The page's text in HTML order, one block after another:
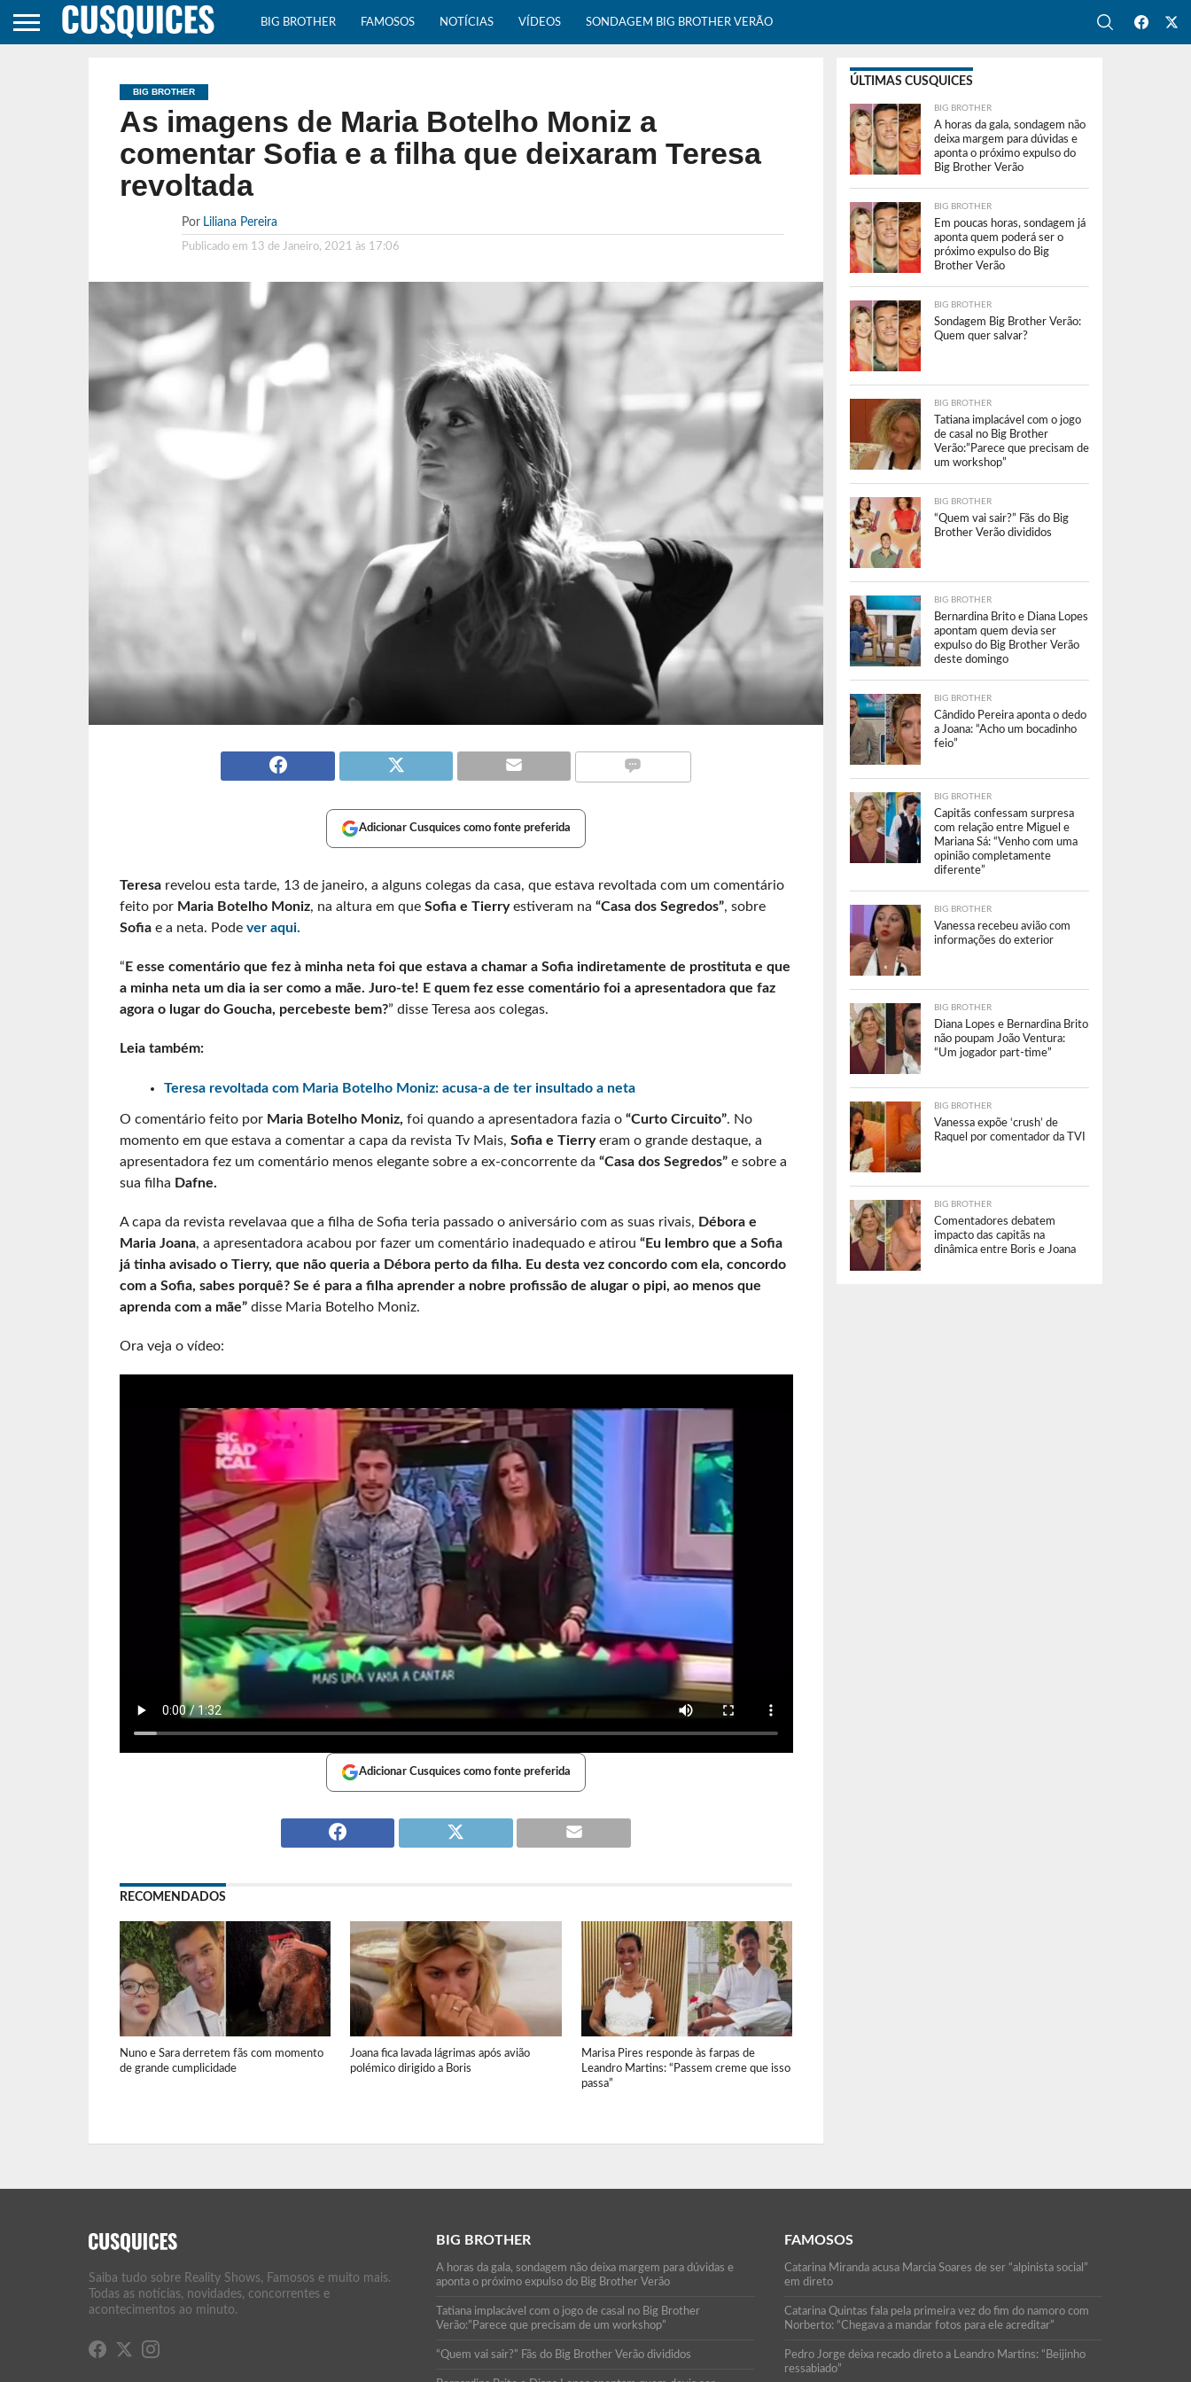
BIG BROTHER FAMOSOS NOTÍCIAS VÍDEOS SONDAGEM BIG BROTHER VERÃO
BIG BROTHER
As imagens de Maria Botelho Moniz a
comentar Sofia e a filha que deixaram Teresa
revoltada
Por Liliana Pereira
Publicado em 13 de Janeiro, 2021 às 17:06
Adicionar Cusquices como fonte preferida
Teresarevelou esta tarde, 13 de janeiro, a alguns colegas da casa, que estava revoltada com um comentário
feito por Maria Botelho Moniz, na altura em queSofia e Tierryestiveram na “Casa dos Segredos”, sobre
Sofiae a neta. Podever aqui.
“ E esse comentário que fez à minha neta foi que estava a chamar a Sofia indiretamente de prostituta e que
a minha neta um dia ia ser como a mãe. Juro-te! E quem fez esse comentário foi a apresentadora que faz
agora o lugar do Goucha, percebeste bem?” disse Teresa aos colegas.
Leia também:
Teresa revoltada com Maria Botelho Moniz: acusa-a de ter insultado a neta
O comentário feito por Maria Botelho Moniz, foi quando a apresentadora fazia o “Curto Circuito”. No
momento em que estava a comentar a capa da revista Tv Mais, Sofia e Tierryeram o grande destaque, a
apresentadora fez um comentário menos elegante sobre a ex-concorrente da “Casa dos Segredos”e sobre a
sua filha Dafne.
A capa da revista revelavaa que a filha de Sofia teria passado o aniversário com as suas rivais, Débora e
Maria Joana, a apresentadora acabou por fazer um comentário inadequado e atirou “Eu lembro que a Sofia
já tinha avisado o Tierry, que não queria a Débora perto da filha. Eu desta vez concordo com ela, concordo
com a Sofia, sabes porquê? Se é para a filha aprender a nobre profissão de alugar o pipi, ao menos que
aprenda com a mãe”disse Maria Botelho Moniz.
Ora veja o vídeo:
Adicionar Cusquices como fonte preferida
RECOMENDADOS
Nuno e Sara derretem fãs com momento
de grande cumplicidade
Joana fica lavada lágrimas após avião
polémico dirigido a Boris
Marisa Pires responde às farpas de
Leandro Martins: “Passem creme que isso
passa”
ÚLTIMAS CUSQUICES
BIG BROTHER
A horas da gala, sondagem não
deixa margem para dúvidas e
aponta o próximo expulso do
Big Brother Verão
BIG BROTHER
Em poucas horas, sondagem já
aponta quem poderá ser o
próximo expulso do Big
Brother Verão
BIG BROTHER
Sondagem Big Brother Verão:
Quem quer salvar?
BIG BROTHER
Tatiana implacável com o jogo
de casal no Big Brother
Verão:”Parece que precisam de
um workshop”
BIG BROTHER
“Quem vai sair?” Fãs do Big
Brother Verão divididos
BIG BROTHER
Bernardina Brito e Diana Lopes
apontam quem devia ser
expulso do Big Brother Verão
deste domingo
BIG BROTHER
Cândido Pereira aponta o dedo
a Joana: “Acho um bocadinho
feio”
BIG BROTHER
Capitãs confessam surpresa
com relação entre Miguel e
Mariana Sá: “Venho com uma
opinião completamente
diferente”
BIG BROTHER
Vanessa recebeu avião com
informações do exterior
BIG BROTHER
Diana Lopes e Bernardina Brito
não poupam João Ventura:
“Um jogador part-time”
BIG BROTHER
Vanessa expõe ‘crush’ de
Raquel por comentador da TVI
BIG BROTHER
Comentadores debatem
impacto das capitãs na
dinâmica entre Boris e Joana
Saiba tudo sobre Reality Shows, Famosos e muito mais.
Todas as notícias, novidades, concorrentes e
acontecimentos ao minuto.
BIG BROTHER
A horas da gala, sondagem não deixa margem para dúvidas e
aponta o próximo expulso do Big Brother Verão
Tatiana implacável com o jogo de casal no Big Brother
Verão:”Parece que precisam de um workshop”
“Quem vai sair?” Fãs do Big Brother Verão divididos
FAMOSOS
Catarina Miranda acusa Marcia Soares de ser “alpinista social”
em direto
Catarina Quintas fala pela primeira vez do fim do namoro com
Norberto: “Chegava a mandar fotos para ele acreditar”
Pedro Jorge deixa recado direto a Leandro Martins: “Beijinho
ressabiado”